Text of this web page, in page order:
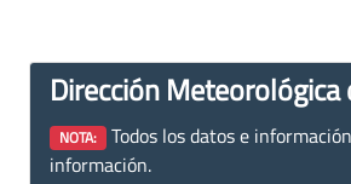
Dirección Meteorológica
NOTA: Todos los datos e
información.